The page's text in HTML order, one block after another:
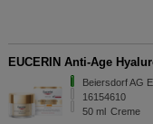
EUCERIN Anti-Age
Beiersdorf AG
16154610
50 ml Creme